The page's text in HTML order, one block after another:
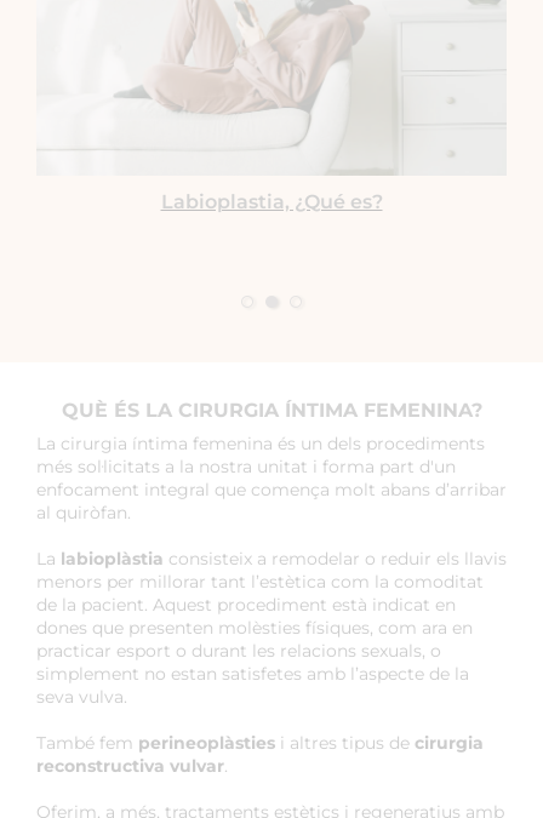
Labioplastia, ¿Qué es?
QUÈ ÉS LA CIRURGIA ÍNTIMA FEMENINA?
La cirurgia íntima femenina és un dels procediments
més sol·licitats a la nostra unitat i forma part d'un
enfocament integral que comença molt abans d’arribar
al quiròfan.
La labioplàstia consisteix a remodelar o reduir els llavis
menors per millorar tant l’estètica com la comoditat
de la pacient. Aquest procediment està indicat en
dones que presenten molèsties físiques, com ara en
practicar esport o durant les relacions sexuals, o
simplement no estan satisfetes amb l’aspecte de la
seva vulva.
També fem perineoplàsties i altres tipus de cirurgia
reconstructiva vulvar.
Oferim, a més, tractaments estètics i regeneratius amb